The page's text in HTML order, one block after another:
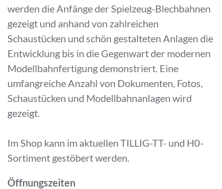
werden die Anfänge der Spielzeug-Blechbahnen
gezeigt und anhand von zahlreichen
Schaustücken und schön gestalteten Anlagen die
Entwicklung bis in die Gegenwart der modernen
Modellbahnfertigung demonstriert. Eine
umfangreiche Anzahl von Dokumenten, Fotos,
Schaustücken und Modellbahnanlagen wird
gezeigt.
Im Shop kann im aktuellen TILLIG-TT- und H0-
Sortiment gestöbert werden.
Öffnungszeiten